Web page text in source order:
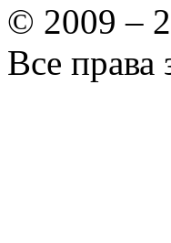
© 2009 –
Все